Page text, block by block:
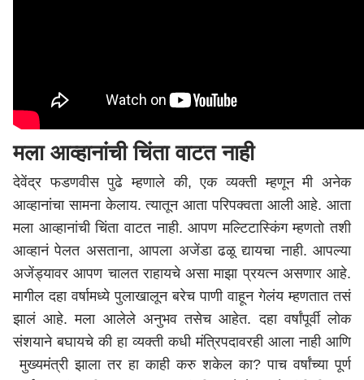
मला आव्हानांची चिंता वाटत नाही
देवेंद्र फडणवीसपुढे म्हणाले की, एक व्यक्ती म्हणून मी अनेक
आव्हानांचा सामना केलाय. त्यातून आता परिपक्वता आली आहे. आता
मला आव्हानांची चिंता वाटत नाही. आपण मल्टिटास्किंग म्हणतो तशी
आव्हानं पेलत असताना, आपला अजेंडा ढळू द्यायचा नाही. आपल्या
अजेंड्यावर आपण चालत राहायचे असा माझा प्रयत्न असणार आहे.
मागील दहा वर्षामध्ये पुलाखालून बरेच पाणी वाहून गेलंय म्हणतात तसं
झालं आहे. मला आलेले अनुभव तसेच आहेत. दहा वर्षांपूर्वी लोक
संशयाने बघायचे की हा व्यक्ती कधी मंत्रिपदावरही आला नाही आणि
मुख्यमंत्री झाला तर हा काही करु शकेल का? पाच वर्षांच्या पूर्ण